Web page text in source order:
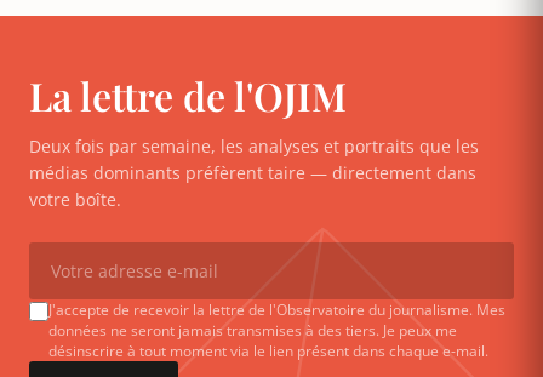
La lettre de l'OJIM
Deux fois par semaine, les analyses et portraits que les
médias dominants préfèrent taire — directement dans
votre boîte.
J'accepte de recevoir la lettre de l'Observatoire du journalisme. Mes
données ne seront jamais transmises à des tiers. Je peux me
désinscrire à tout moment via le lien présent dans chaque e-mail.